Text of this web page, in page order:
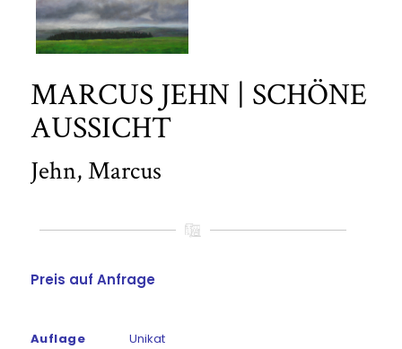
MARCUS JEHN | SCHÖNE
AUSSICHT
Jehn, Marcus
Preis auf Anfrage
Auflage Unikat